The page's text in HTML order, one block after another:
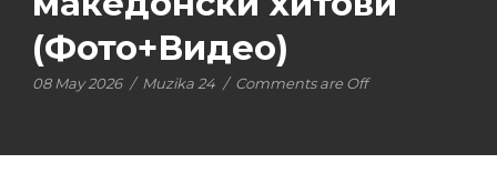
(Фото+Видео)
08 May 2026 / Muzika 24 / Comments are Off